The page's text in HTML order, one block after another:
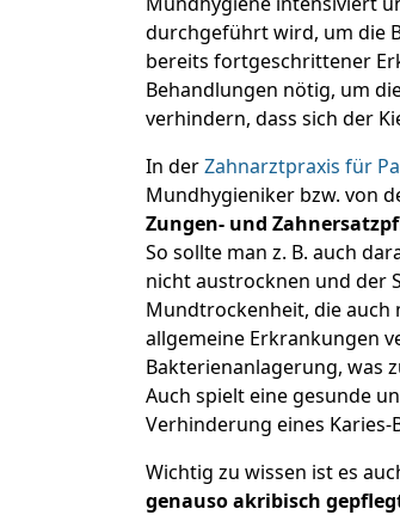
durchgeführt wird, um die
bereits fortgeschrittener
Behandlungen nötig, um
verhindern, dass sich der
In derZahnarztpraxis für
Mundhygieniker bzw. von
Zungen- und
So sollte man z. B. auch
nicht austrocknen und der
Mundtrockenheit, die auch
allgemeine Erkrankungen
Bakterienanlagerung, was
Auch spielt eine gesunde
Verhinderung eines Karies-
Wichtig zu wissen ist es
genauso akribisch